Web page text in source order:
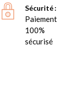
Sécurité
Paiement
100%
sécurisé